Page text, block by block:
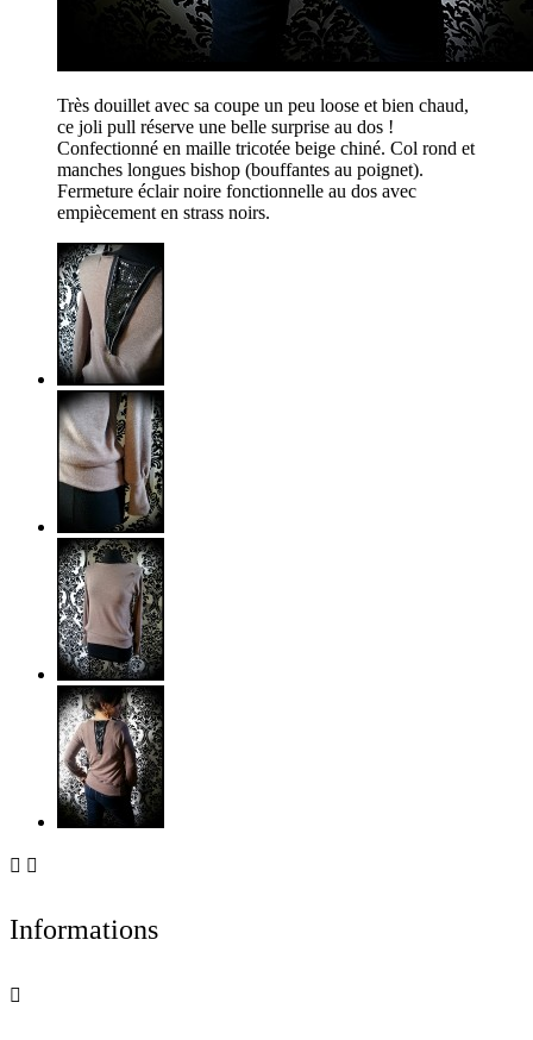
Très douillet avec sa coupe un peu loose et bien chaud,
ce joli pull réserve une belle surprise au dos !
Confectionné en maille tricotée beige chiné. Col rond et
manches longues bishop (bouffantes au poignet).
Fermeture éclair noire fonctionnelle au dos avec
empiècement en strass noirs.
 
Informations
